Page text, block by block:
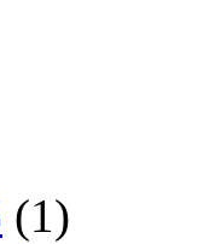
(1)